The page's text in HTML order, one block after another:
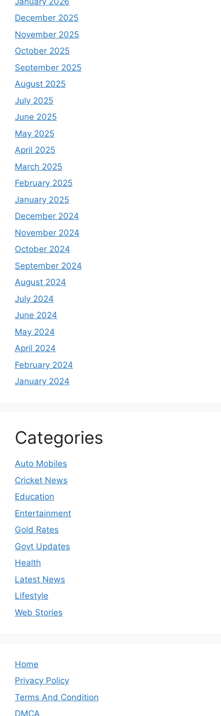
December 2025
November 2025
October 2025
September 2025
August 2025
July 2025
June 2025
May 2025
April 2025
March 2025
February 2025
January 2025
December 2024
November 2024
October 2024
September 2024
August 2024
July 2024
June 2024
May 2024
April 2024
February 2024
January 2024
Categories
Auto Mobiles
Cricket News
Education
Entertainment
Gold Rates
Govt Updates
Health
Latest News
Lifestyle
Web Stories
Home
Privacy Policy
Terms And Condition
DMCA